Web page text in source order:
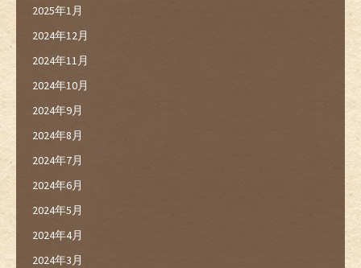
2025年1月
2024年12月
2024年11月
2024年10月
2024年9月
2024年8月
2024年7月
2024年6月
2024年5月
2024年4月
2024年3月